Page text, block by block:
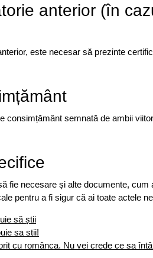
anterior (în
este necesar să prezinte
consimțământ semnată de ambii
fie necesare și alte documente,
pentru a fi sigur că ai toate actele
să știi
sa stii!
cu românca. Nu vei crede ce sa